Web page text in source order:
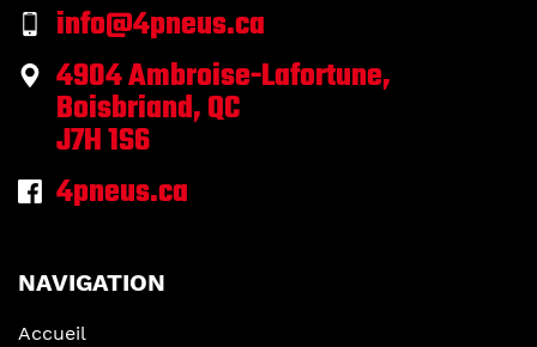
info@4pneus.ca
4904 Ambroise-Lafortune,
Boisbriand, QC
J7H 1S6
4pneus.ca
NAVIGATION
Accueil